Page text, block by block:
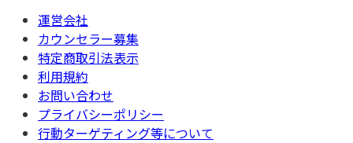
運営会社
カウンセラー募集
特定商取引法表示
利用規約
お問い合わせ
プライバシーポリシー
行動ターゲティング等について